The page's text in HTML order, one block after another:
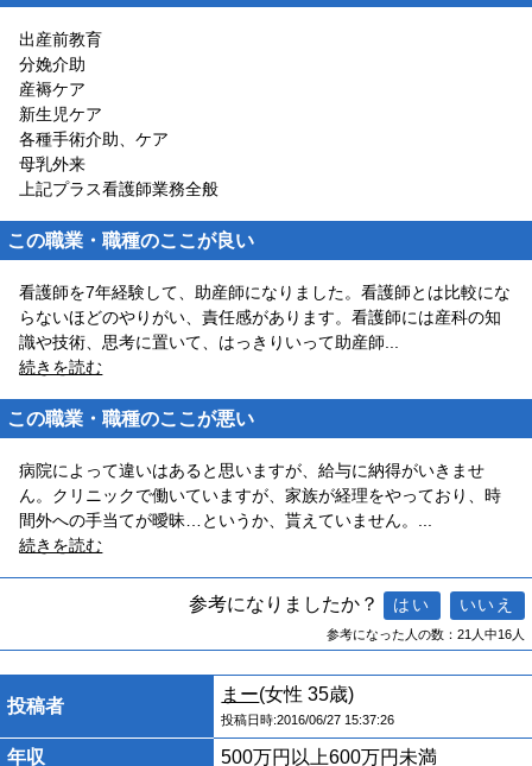
出産前教育
分娩介助
産褥ケア
新生児ケア
各種手術介助、ケア
母乳外来
上記プラス看護師業務全般
この職業・職種のここが良い
看護師を7年経験して、助産師になりました。看護師とは比較にな
らないほどのやりがい、責任感があります。看護師には産科の知
識や技術、思考に置いて、はっきりいって助産師
続きを読む
この職業・職種のここが悪い
病院によって違いはあると思いますが、給与に納得がいきませ
ん。クリニックで働いていますが、家族が経理をやっており、時
間外への手当てが曖昧…というか、貰えていません。
続きを読む
参考になりましたか？
参考になった人の数：21人中16人
投稿者
まー(女性 35歳)
投稿日時:2016/06/27 15:37:26
年収
500万円以上600万円未満